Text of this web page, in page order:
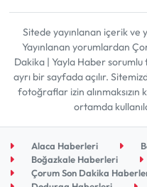
Sitede yayınlanan içerik ve
Yayınlanan yorumlardan
Dakika | Yayla Haber
ayrı bir sayfada açılır.
fotoğraflar izin
ortamda
Alaca Haberleri
Boğazkale Haberleri
Çorum Son Dakika